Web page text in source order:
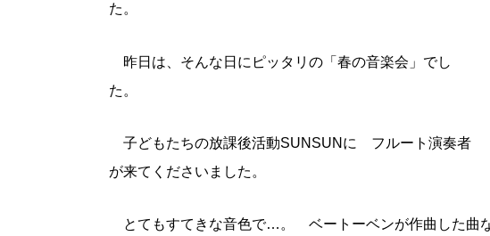
た。
昨日は、そんな日にピッタリの「春の音楽会」でし
た。
子どもたちの放課後活動SUNSUNに フルート演奏者
が来てくださいました。
とてもすてきな音色で…。 ベートーベンが作曲した曲